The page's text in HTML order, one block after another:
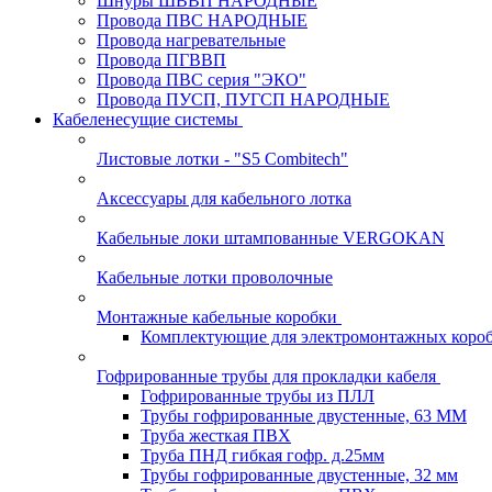
Провода ПВС НАРОДНЫЕ
Провода нагревательные
Провода ПГВВП
Провода ПВС серия "ЭКО"
Провода ПУСП, ПУГСП НАРОДНЫЕ
Кабеленесущие системы
Листовые лотки - "S5 Combitech"
Аксессуары для кабельного лотка
Кабельные локи штампованные VERGOKAN
Кабельные лотки проволочные
Монтажные кабельные коробки
Комплектующие для электромонтажных
Гофрированные трубы для прокладки кабеля
Гофрированные трубы из ПЛЛ
Трубы гофрированные двустенные, 63 ММ
Труба жесткая ПВХ
Труба ПНД гибкая гофр. д.25мм
Трубы гофрированные двустенные, 32 мм